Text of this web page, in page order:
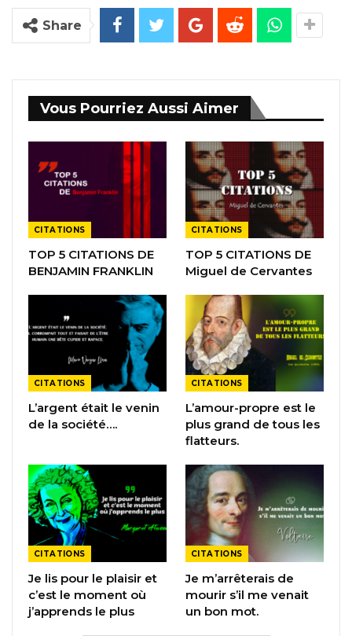
Share
Vous Pourriez Aussi Aimer
CITATIONS
TOP 5 CITATIONS DE
BENJAMIN FRANKLIN
CITATIONS
TOP 5 CITATIONS DE
Miguel de Cervantes
CITATIONS
L’argent était le venin
de la société….
CITATIONS
L’amour-propre est le
plus grand de tous les
flatteurs.
CITATIONS
Je lis pour le plaisir et
c’est le moment où
j’apprends le plus
CITATIONS
Je m’arrêterais de
mourir s’il me venait
un bon mot.